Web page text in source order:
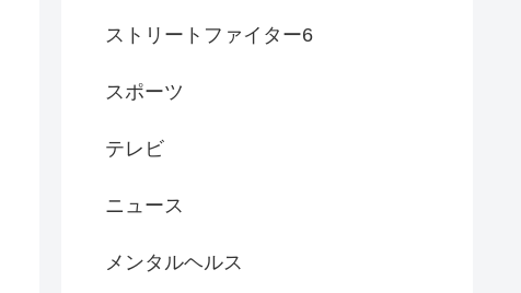
ストリートファイター6
スポーツ
テレビ
ニュース
メンタルヘルス